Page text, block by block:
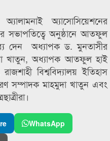
অ্যাসোসিয়েশনের
সভাপতিত্বে অনুষ্ঠানে আতফুল
দেন অধ্যাপক ড. মুনতাসীর
খাতুন, অধ্যাপক আতফুল হাই
বিশ্ববিদ্যালয় ইতিহাস
সম্পাদক মাহমুদা খাতুন এবং
WhatsApp